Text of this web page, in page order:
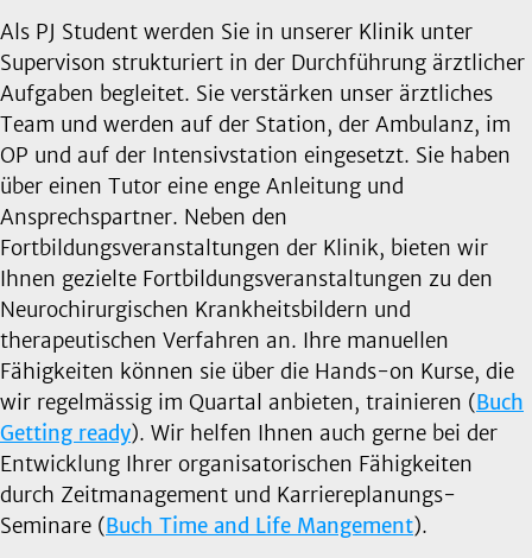
Als PJ Student werden Sie in unserer Klinik unter
Supervison strukturiert in der Durchführung ärztlicher
Aufgaben begleitet. Sie verstärken unser ärztliches
Team und werden auf der Station, der Ambulanz, im
OP und auf der Intensivstation eingesetzt. Sie haben
über einen Tutor eine enge Anleitung und
Ansprechspartner. Neben den
Fortbildungsveranstaltungen der Klinik, bieten wir
Ihnen gezielte Fortbildungsveranstaltungen zu den
Neurochirurgischen Krankheitsbildern und
therapeutischen Verfahren an. Ihre manuellen
Fähigkeiten können sie über die Hands-on Kurse, die
wir regelmässig im Quartal anbieten, trainieren (Buch
Getting ready). Wir helfen Ihnen auch gerne bei der
Entwicklung Ihrer organisatorischen Fähigkeiten
durch Zeitmanagement und Karriereplanungs-
Seminare (Buch Time and Life Mangement).